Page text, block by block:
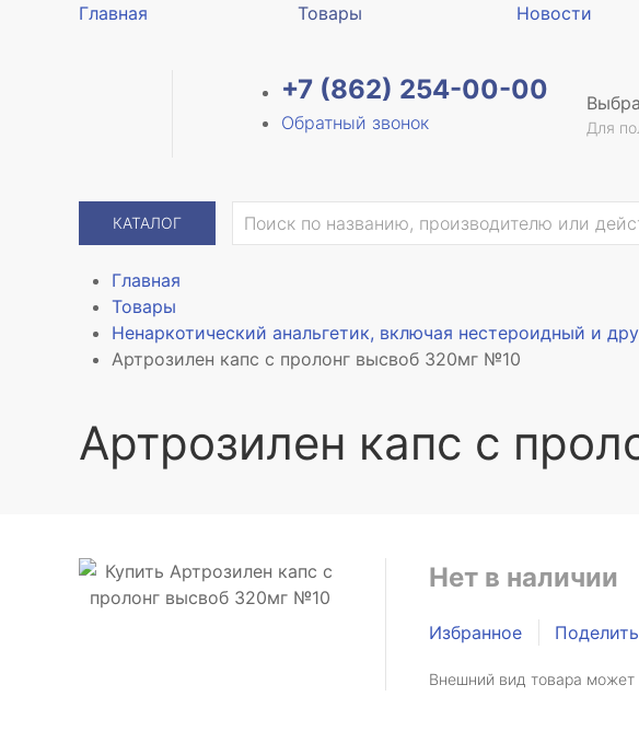
Главная Товары Новости
+7 (862) 254-00-00
Обратный звонок Для
КАТАЛОГ
Главная
Товары
Ненаркотический анальгетик, включая нестероидный и
Артрозилен капс с пролонг высвоб 320мг №10
Артрозилен капс с
Нет в наличии
Избранное
Внешний вид товара может